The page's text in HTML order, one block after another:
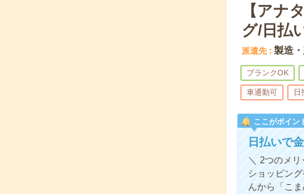
【アナ
グ/日払
派遣先 製造
ブランクOK
車通勤可 日
ここがポイン
日払いで
＼ 2つのメ
ショッピン
んから「こ